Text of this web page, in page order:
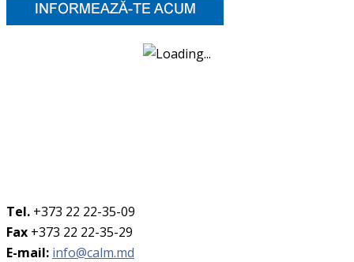
Tel. +373 22 22-35-09
Fax +373 22 22-35-29
E-mail: info@calm.md